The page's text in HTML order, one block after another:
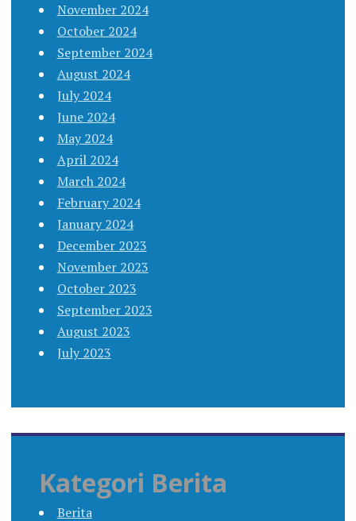
November 2024
October 2024
September 2024
August 2024
July 2024
June 2024
May 2024
April 2024
March 2024
February 2024
January 2024
December 2023
November 2023
October 2023
September 2023
August 2023
July 2023
Kategori Berita
Berita